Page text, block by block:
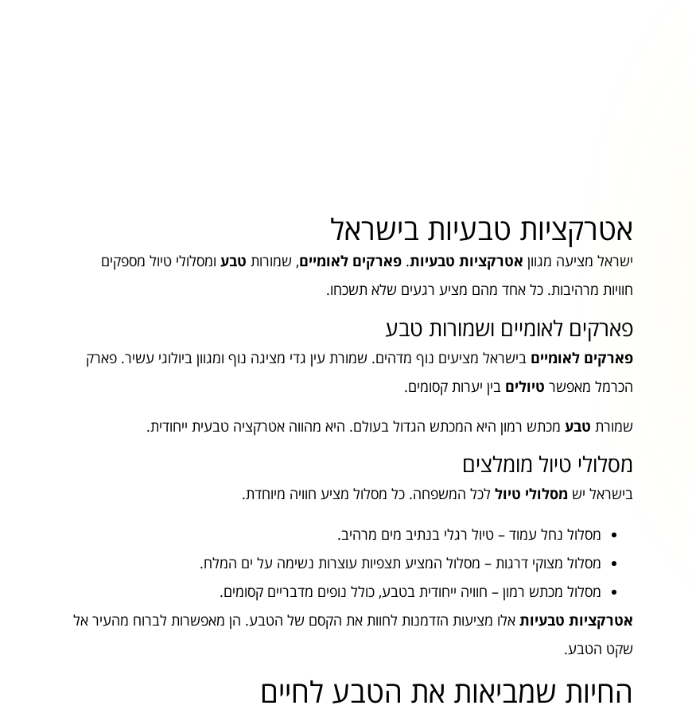
אטרקציות טבעיות בישראל
ישראל מציעה מגוון אטרקציות טבעיות. פארקים לאומיים, שמורות טבעומסלולי טיול מספקים
חוויות מרהיבות. כל אחד מהם מציע רגעים שלא תשכחו.
פארקים לאומיים ושמורות טבע
פארקים לאומיים בישראל מציעים נוף מדהים. שמורת עין גדי מציגה נוף ומגוון ביולוגי עשיר. פארק
הכרמל מאפשר טיולים בין יערות קסומים.
שמורת טבעמכתש רמון היא המכתש הגדול בעולם. היא מהווה אטרקציה טבעית ייחודית.
מסלולי טיול מומלצים
בישראל יש מסלולי טיוללכל המשפחה. כל מסלול מציע חוויה מיוחדת.
מסלול נחל עמוד – טיול רגלי בנתיב מים מרהיב.
מסלול מצוקי דרגות – מסלול המציע תצפיות עוצרות נשימה על ים המלח.
מסלול מכתש רמון – חוויה ייחודית בטבע, כולל נופים מדבריים קסומים.
אטרקציות טבעיותאלו מציעות הזדמנות לחוות את הקסם של הטבע. הן מאפשרות לברוח מהעיר אל
שקט הטבע.
החיות שמביאות את הטבע לחיים